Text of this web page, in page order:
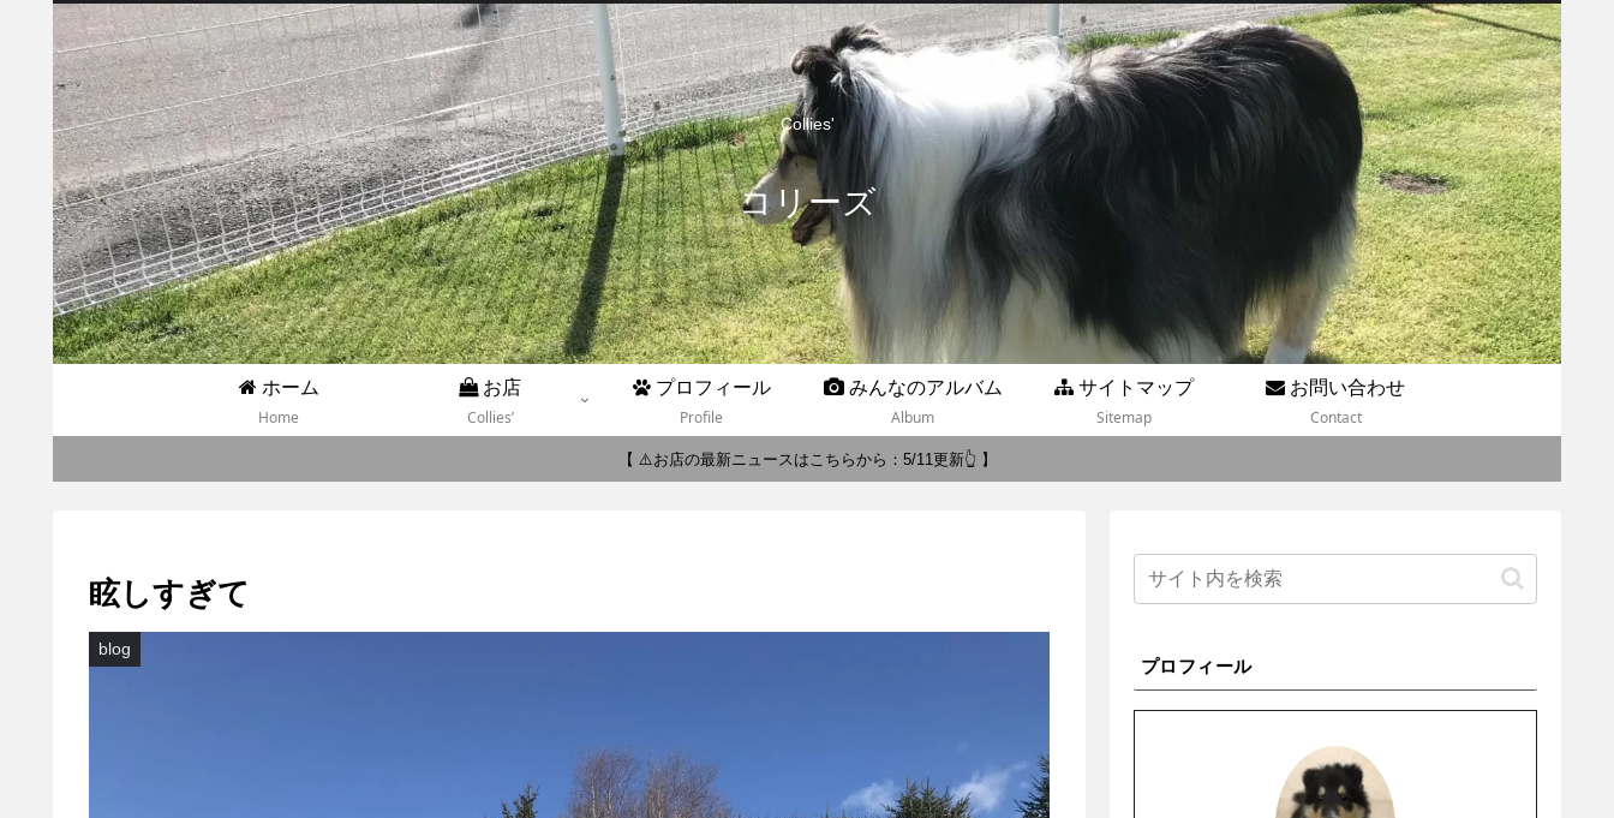
Collies'
コリーズ
ホーム
Home
お店
Collies’
プロフィール
Profile
みんなのアルバム
Album
サイトマップ
Sitemap
お問い合わせ
Contact
【 ⚠️お店の最新ニュースはこちらから：5/11更新👆 】
眩しすぎて
blog
プロフィール